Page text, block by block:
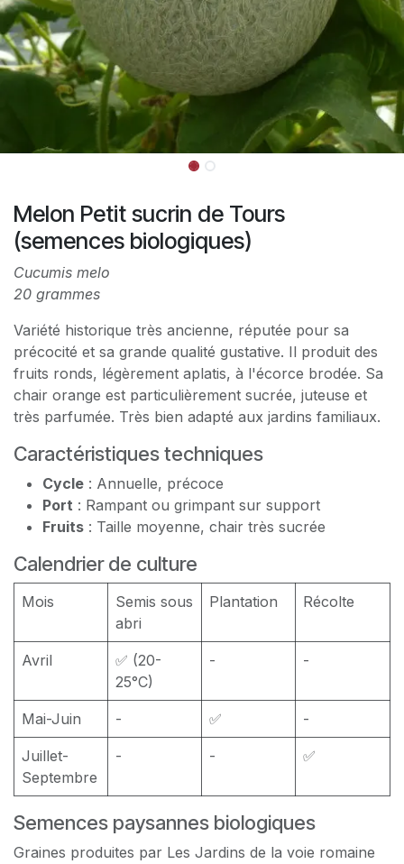
Melon Petit sucrin de Tours
(semences biologiques)
Cucumis melo
20 grammes
Variété historique très ancienne, réputée pour sa
précocité et sa grande qualité gustative. Il produit des
fruits ronds, légèrement aplatis, à l'écorce brodée. Sa
chair orange est particulièrement sucrée, juteuse et
très parfumée. Très bien adapté aux jardins familiaux.
Caractéristiques techniques
Cycle : Annuelle, précoce
Port : Rampant ou grimpant sur support
Fruits : Taille moyenne, chair très sucrée
Calendrier de culture
Mois
Semis sous
abri
Plantation Récolte
Avril
✅ (20-
25°C)
- -
Mai-Juin - ✅ -
Juillet-
Septembre
- - ✅
Semences paysannes biologiques
Graines produites par Les Jardins de la voie romaine